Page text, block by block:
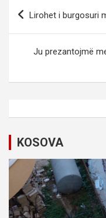
n
v
i
g
a
t
i
Lirohet i burgosuri
Ju prezantojmë
KOSOVA